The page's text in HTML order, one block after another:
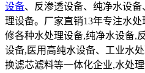
设备、反渗透设备、纯净水设备
理设备。厂家直销13年专注水
修各种水处理设备,纯净水设备,
设备,医用高纯水设备、工业水
换滤芯滤料等一体化企业,水处